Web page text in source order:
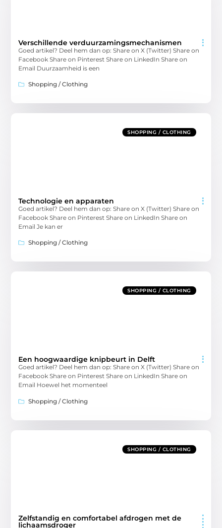
Verschillende verduurzamingsmechanismen
Goed artikel? Deel hem dan op: Share on X (Twitter) Share on
Facebook Share on Pinterest Share on LinkedIn Share on
Email Duurzaamheid is een
Shopping / Clothing
SHOPPING / CLOTHING
Technologie en apparaten
Goed artikel? Deel hem dan op: Share on X (Twitter) Share on
Facebook Share on Pinterest Share on LinkedIn Share on
Email Je kan er
Shopping / Clothing
SHOPPING / CLOTHING
Een hoogwaardige knipbeurt in Delft
Goed artikel? Deel hem dan op: Share on X (Twitter) Share on
Facebook Share on Pinterest Share on LinkedIn Share on
Email Hoewel het momenteel
Shopping / Clothing
SHOPPING / CLOTHING
Zelfstandig en comfortabel afdrogen met de
lichaamsdroger